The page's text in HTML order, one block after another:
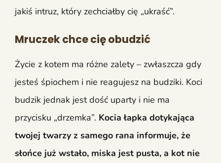
jakiś intruz, który zechciałby cię „ukraść”.
Mruczek chce cię obudzić
Życie z kotem ma różne zalety – zwłaszcza gdy
jesteś śpiochem i nie reagujesz na budziki. Koci
budzik jednak jest dość uparty i nie ma
przycisku „drzemka”. Kocia łapka dotykająca
twojej twarzy z samego rana informuje, że
słońce już wstało, miska jest pusta, a kot nie